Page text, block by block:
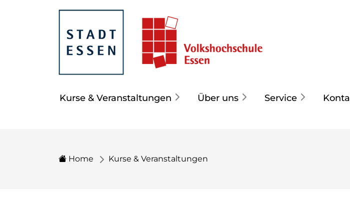
Kurse & Veranstaltungen Über uns Service
Home Kurse & Veranstaltungen